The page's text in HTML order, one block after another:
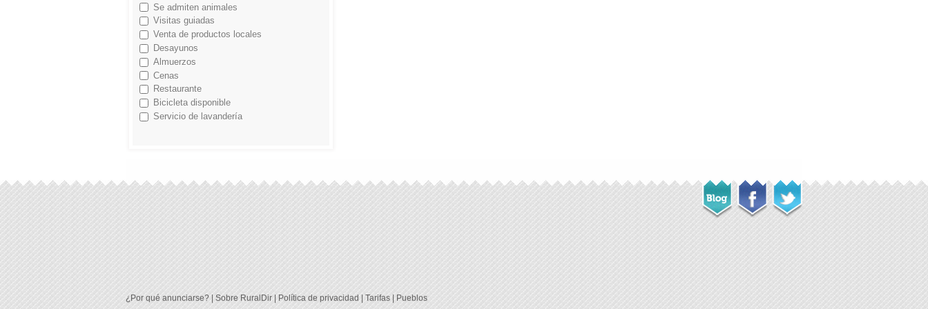
Se admiten animales
Visitas guiadas
Venta de productos locales
Desayunos
Almuerzos
Cenas
Restaurante
Bicicleta disponible
Servicio de lavandería
¿Por qué anunciarse?| Sobre RuralDir | Política de privacidad|Tarifas | Pueblos